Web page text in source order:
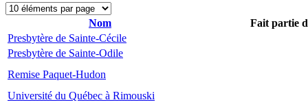
Nom
Fait partie
Presbytère de Sainte-Cécile
Presbytère de Sainte-Odile
Remise Paquet-Hudon
Université du Québec à Rimouski